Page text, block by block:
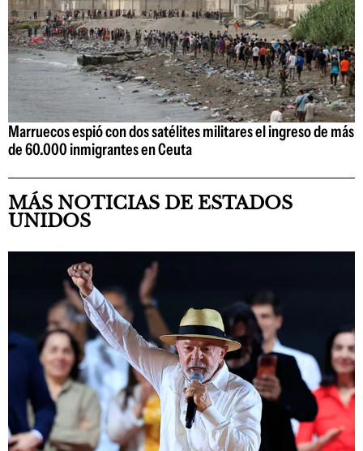
Marruecos espió con dos satélites militares el ingreso de más
de 60.000 inmigrantes en Ceuta
MÁS NOTICIAS DE ESTADOS
UNIDOS